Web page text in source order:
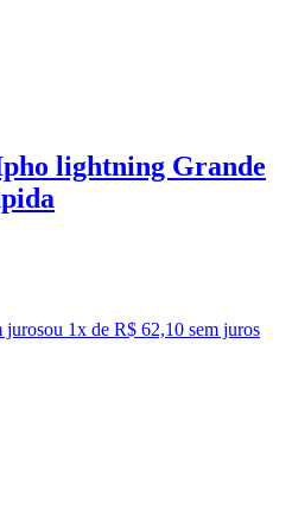
lightning Grande
jurosou 1x de R$ 62,10 sem juros